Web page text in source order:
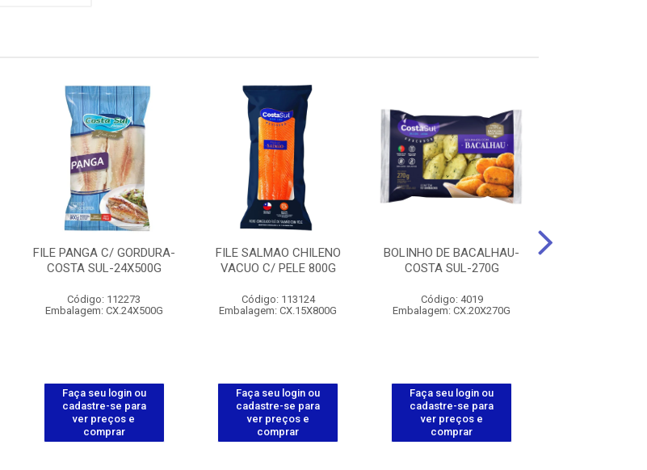
FILE PANGA C/ GORDURA-
COSTA SUL-24X500G
Código: 112273
Embalagem: CX.24X500G
Faça seu login ou
cadastre-se para
ver preços e
comprar
FILE SALMAO CHILENO
VACUO C/ PELE 800G
Código: 113124
Embalagem: CX.15X800G
Faça seu login ou
cadastre-se para
ver preços e
comprar
BOLINHO DE BACALHAU-
COSTA SUL-270G
Código: 4019
Embalagem: CX.20X270G
Faça seu login ou
cadastre-se para
ver preços e
comprar